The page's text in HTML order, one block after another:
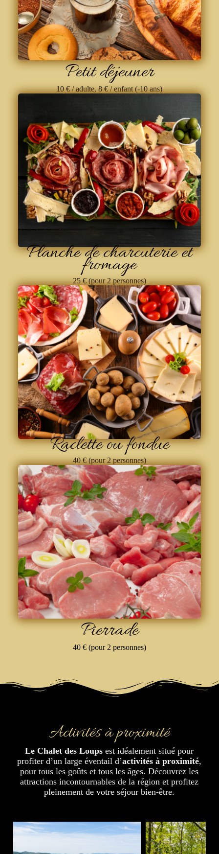
Petit déjeuner
10 € / adulte, 8 € / enfant (-10 ans)
Planche de charcuterie et
fromage
25 € (pour 2 personnes)
Raclette ou fondue
40 € (pour 2 personnes)
Pierrade
40 € (pour 2 personnes)
Activités à proximité
Le Chalet des Loups est idéalement situé pour
profiter d’un large éventail d’activités à proximité,
pour tous les goûts et tous les âges. Découvrez les
attractions incontournables de la région et profitez
pleinement de votre séjour bien-être.